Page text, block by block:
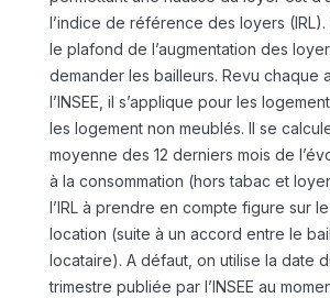
l’indice de référence des loyers
le plafond de l’augmentation des
demander les bailleurs. Revu chaque
l’INSEE, il s’applique pour les
les logement non meublés. Il se
moyenne des 12 derniers mois de
à la consommation (hors tabac et
l’IRL à prendre en compte figure sur
location (suite à un accord entre le
locataire). A défaut, on utilise la date
trimestre publiée par l’INSEE au